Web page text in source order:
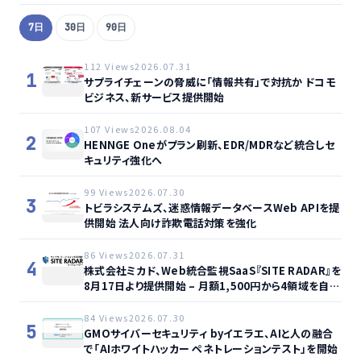
7日 30日 90日
1
112 Views2026.07.31
サプライチェーンの脅威に「情報共有」で対抗か ドコモ
ビジネス、新サービス提供開始
2
107 Views2026.08.04
HENNGE Oneがプラン刷新、EDR/MDRなど統合しセ
キュリティ強化へ
3
99 Views2026.07.30
トビラシステムズ、迷惑情報データベースWeb APIを提
供開始 法人向け詐欺電話対策を強化
4
86 Views2026.07.31
株式会社ミカド、Web統合監視SaaS『SITE RADAR』を
8月17日より提供開始 – 月額1,500円から4領域を自動
監視、動的サイト…
5
84 Views2026.07.30
GMOサイバーセキュリティ byイエラエ、AIと人の融合
で「AIホワイトハッカー ペネトレーションテスト」を開始